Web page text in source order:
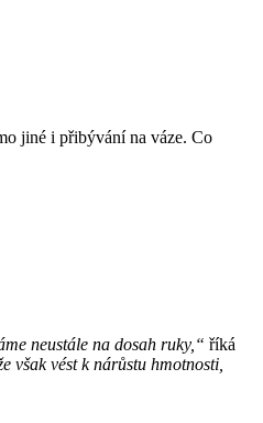
jiné i přibývání na váze. Co
neustále na dosah ruky,“ říká
však vést k nárůstu hmotnosti,